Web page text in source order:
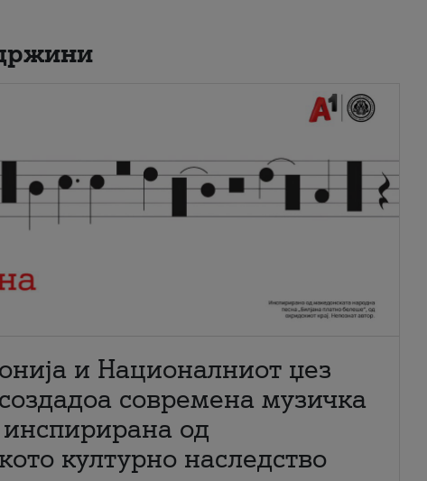
и Националниот џез
современа музичка
од
културно наследство